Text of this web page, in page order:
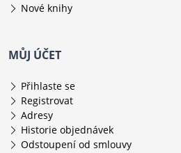
Nové knihy
MŮJ ÚČET
Přihlaste se
Registrovat
Adresy
Historie objednávek
Odstoupení od smlouvy